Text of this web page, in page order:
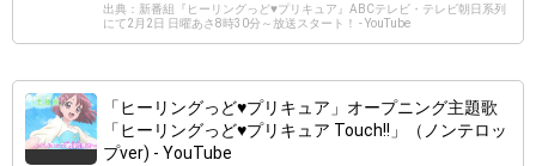
出典：新番組『ヒーリングっど♥プリキュア』ABCテレビ・テレビ朝日系列
にて2月2日 日曜あさ8時30分～放送スタート！ - YouTube
「ヒーリングっど♥プリキュア」オープニング主題歌
「ヒーリングっど♥プリキュア Touch!!」（ノンテロッ
プver) - YouTube